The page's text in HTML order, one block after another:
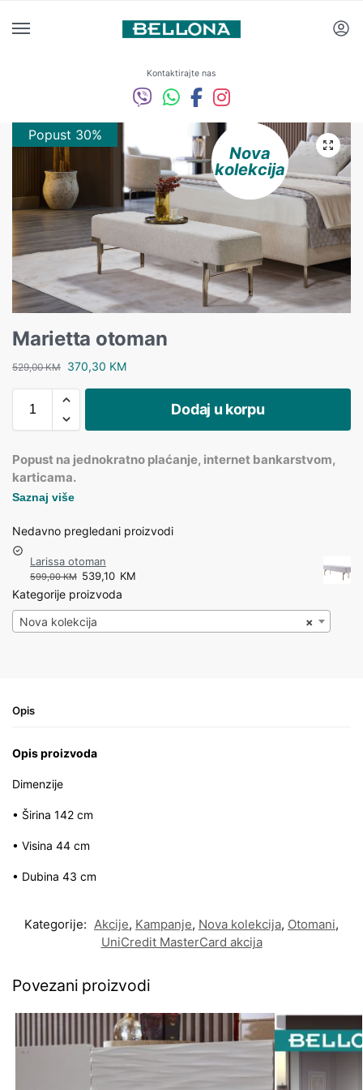
Kontaktirajte nas
Nova
kolekcija
Popust 30%
Popust 10%
Marietta otoman
529,00KM 370,30 KM
Dodaj u korpu
Popust na jednokratno plaćanje, internet bankarstvom,
karticama.
Saznaj više
Nedavno pregledani proizvodi
Larissa otoman
599,00KM 539,10 KM
Kategorije proizvoda
×
Nova kolekcija
Opis
Opis proizvoda
Dimenzije
• Širina 142 cm
• Visina 44 cm
• Dubina 43 cm
Kategorije: Akcije, Kampanje, Nova kolekcija, Otomani,
UniCredit MasterCard akcija
Povezani proizvodi